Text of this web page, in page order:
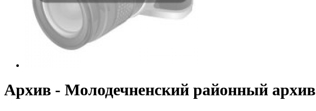
Архив - Молодечненский районный архив